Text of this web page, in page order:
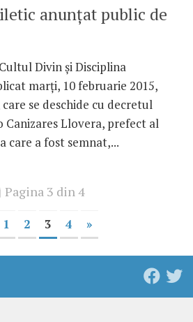
anunţat public de
Divin şi Disciplina
marţi, 10 februarie 2015,
se deschide cu decretul
Llovera, prefect al
care a fost semnat,...
Pagina 3 din 4
1 2 3 4 »